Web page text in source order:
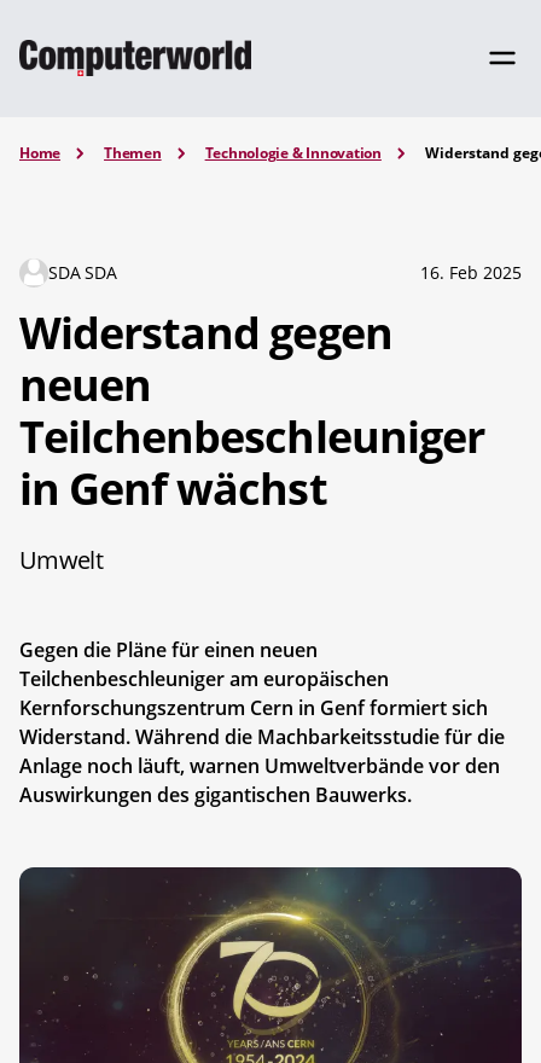
Home Themen Technologie & Innovation Widerstand
SDA SDA 16. Feb 2025
Widerstand gegen
neuen
Teilchenbeschleuniger
in Genf wächst
Umwelt
Gegen die Pläne für einen neuen
Teilchenbeschleuniger am europäischen
Kernforschungszentrum Cern in Genf formiert sich
Widerstand. Während die Machbarkeitsstudie für die
Anlage noch läuft, warnen Umweltverbände vor den
Auswirkungen des gigantischen Bauwerks.